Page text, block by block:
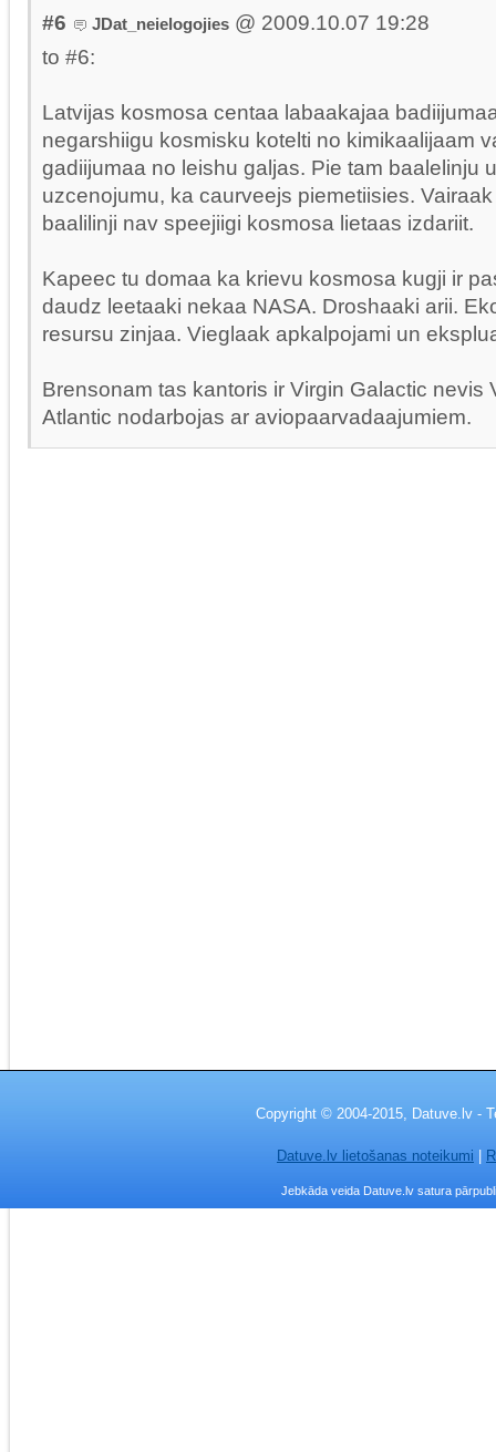
#6 JDat_neielogojies @ 2009.10.07 19:28
to #6:
Latvijas kosmosa centaa labaakajaa
negarshiigu kosmisku kotelti no kimikaalijaam
gadiijumaa no leishu galjas. Pie tam baalelinju
uzcenojumu, ka caurveejs piemetiisies.
baalilinji nav speejiigi kosmosa lietaas izdariit.
Kapeec tu domaa ka krievu kosmosa kugji ir
daudz leetaaki nekaa NASA. Droshaaki arii.
resursu zinjaa. Vieglaak apkalpojami un
Brensonam tas kantoris ir Virgin Galactic nevis
Atlantic nodarbojas ar aviopaarvadaajumiem.
Copyright © 2004-2015, Datuve.lv -
Datuve.lv lietošanas noteikumi
Jebkāda veida Datuve.lv satura